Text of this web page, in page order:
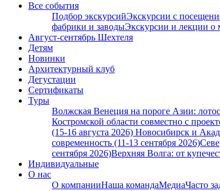
Все события
Подбор экскурсийЭкскурсии с
фабрики и заводыЭкскурсии и лекции о
Август-сентябрь Шехтеля
Детям
Новинки
Архитектурный клуб
Дегустации
Сертификаты
Туры
Волжская Венеция на пороге Азии:
Костромской области совместно с
(15-16 августа 2026) Новосибирск и
современность (11-13 сентября 2026)
сентября 2026)Верхняя Волга: от
Индивидуальные
О нас
О компанииНаша командаМедиаЧасто